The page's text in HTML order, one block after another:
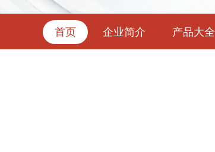
首页 企业简介 产品大全